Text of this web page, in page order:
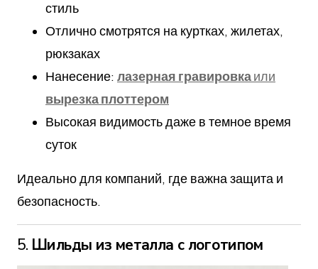
стиль
Отлично смотрятся на куртках, жилетах,
рюкзаках
Нанесение: лазерная гравировкаили
вырезка плоттером
Высокая видимость даже в темное время
суток
Идеально для компаний, где важна защита и
безопасность.
5. Шильды из металла с логотипом